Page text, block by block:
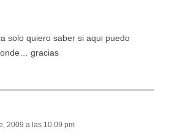
solo quiero saber si aqui puedo
gracias
2009 a las 10:09 pm